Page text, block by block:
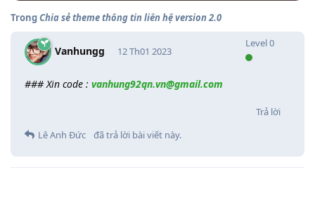
TrongChia sẻ theme thông tin liên hệ version 2.0
Vanhungg
Level0
12 Th01 2023
### Xin code : vanhung92qn.vn@gmail.com
Trả lời
Lê Anh Đức
đã trả lời bài viết này.